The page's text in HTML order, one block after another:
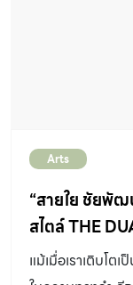
เอม และ สุขใจกับ
[…]
Arts
“สายใย ชัยพั
สไตล์ THE
แม้เมื่อเราเติบโต